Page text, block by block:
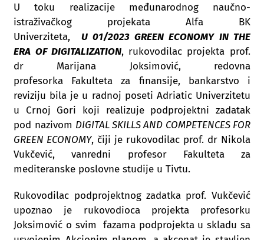
U toku realizacije međunarodnog naučno-
istraživačkog projekata Alfa BK
Univerziteta, U 01/2023GREEN ECONOMY IN THE
ERA OF DIGITALIZATION, rukovodilac projekta prof.
dr Marijana Joksimović, redovna
profesorka Fakulteta za finansije, bankarstvo i
reviziju bila je u radnoj poseti Adriatic Univerzitetu
u Crnoj Gori koji realizuje podprojektni zadatak
pod nazivom DIGITAL SKILLS AND COMPETENCES FOR
GREEN ECONOMY, čiji je rukovodilac prof. dr Nikola
Vukčević, vanredni profesor Fakulteta za
mediteranske poslovne studije u Tivtu.
Rukovodilac podprojektnog zadatka prof. Vukčević
upoznao je rukovodioca projekta profesorku
Joksimović o svim fazama podprojekta u skladu sa